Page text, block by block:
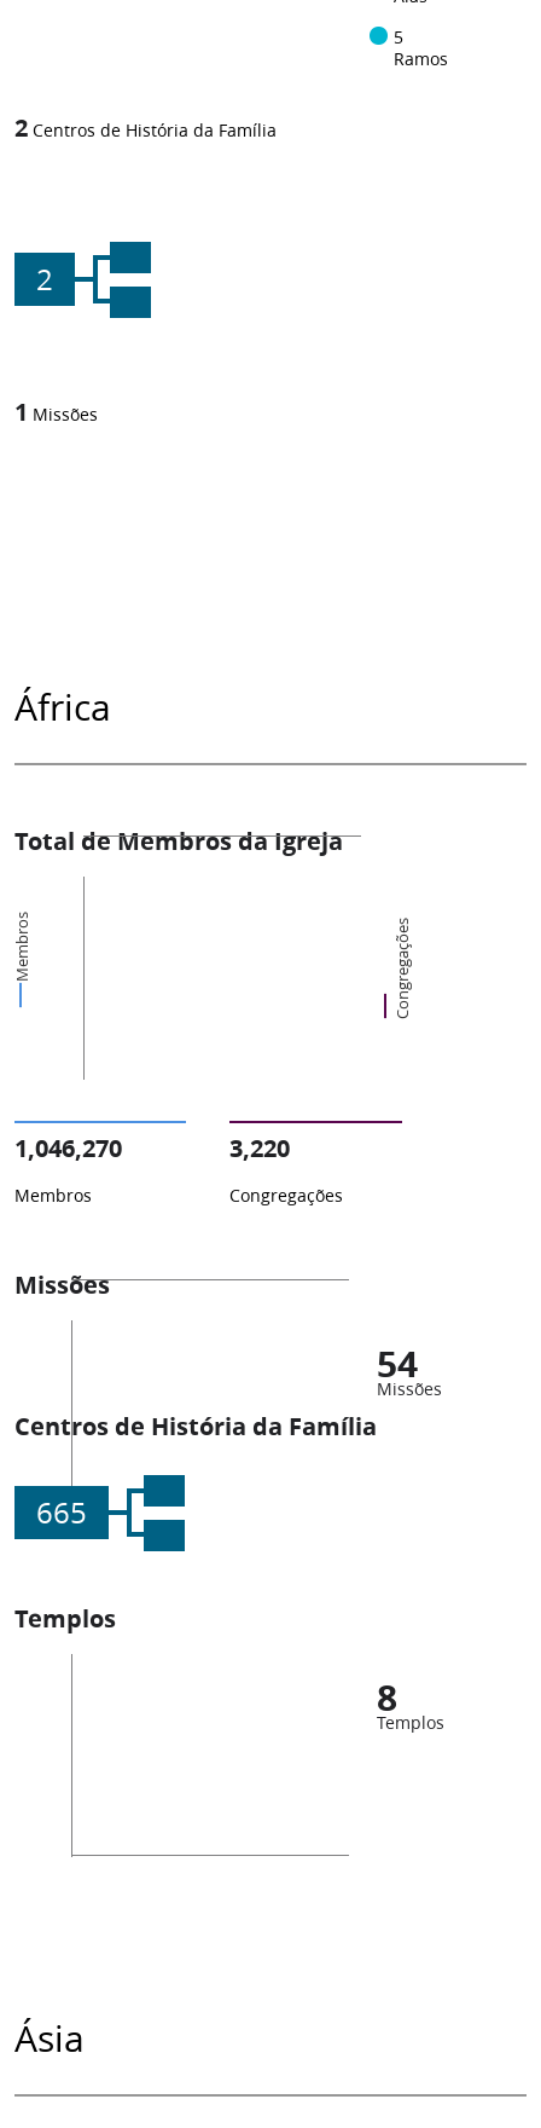
5
Ramos
2 Centros de História da Família
2
1 Missões
África
Total de Membros da Igreja
Membros Congregações
1,046,270
Membros
3,220
Congregações
Missões
54
Missões
Centros de História da Família
665
Templos
8
Templos
Ásia